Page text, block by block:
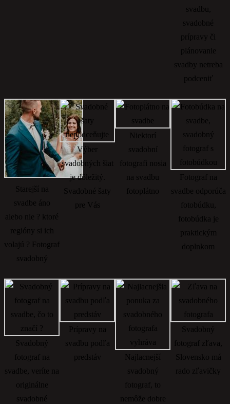
svadbu,
svadobné
prípravy či
plánovanie
svadby netreba
podceniť
Starejší na
svadbe áno
alebo nie ? ktoré
regióny si ich
volajú ? Fotograf
svadobný
Výber
svadobných šiat
je dôležitý.
Svadobné šaty
pre Vás
Niektorí
svadobní
fotografi nosia
na svadbu
fotoplátno
Fotograf na
svadbe odporúča
fotobúdku,
fotobúdka je
praktickým
doplnkom
Svadobný
fotograf na
svadbe, veríte na
originálne
svadobné
Prípravy na
svadbu podľa
predstáv
Najlacnejší
svadobný
fotograf, to
nemôže dobre
Svadobný
fotograf zľava,
Slovensko má
rado zľavičky